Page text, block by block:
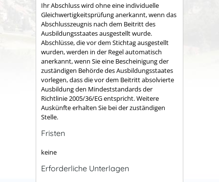
Ihr Abschluss wird ohne eine individuelle
Gleichwertigkeitsprüfung anerkannt, wenn das
Abschlusszeugnis nach dem Beitritt des
Ausbildungsstaates ausgestellt wurde.
Abschlüsse, die vor dem Stichtag ausgestellt
wurden, werden in der Regel automatisch
anerkannt, wenn Sie eine Bescheinigung der
zuständigen Behörde des Ausbildungsstaates
vorlegen, dass die vor dem Beitritt absolvierte
Ausbildung den Mindeststandards der
Richtlinie 2005/36/EG entspricht.Weitere
Auskünfte erhalten Sie bei der zuständigen
Stelle.
Fristen
keine
Erforderliche Unterlagen